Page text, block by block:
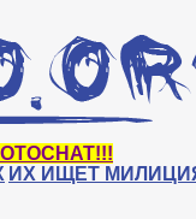
ИХ ИЩЕТ